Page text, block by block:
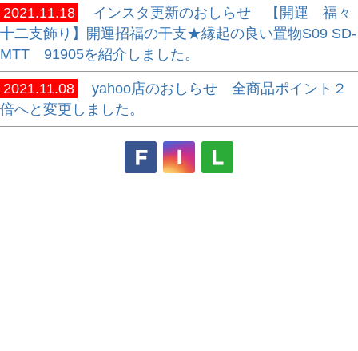
2021.11.18
インスタ更新のおしらせ 【開運 福々
十二支飾り】開運招福の干支★縁起の良い置物S09 SD-
MTT 91905を紹介しました。
2021.11.08
yahoo店のおしらせ 全商品ポイント２
倍へと変更しました。